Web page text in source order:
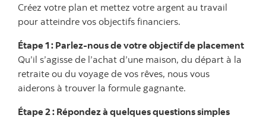
Créez votre plan et mettez votre argent au travail
pour atteindre vos objectifs financiers.
Étape 1 : Parlez-nous de votre objectif de placement
Qu’il s’agisse de l’achat d’une maison, du départ à la
retraite ou du voyage de vos rêves, nous vous
aiderons à trouver la formule gagnante.
Étape 2 : Répondez à quelques questions simples